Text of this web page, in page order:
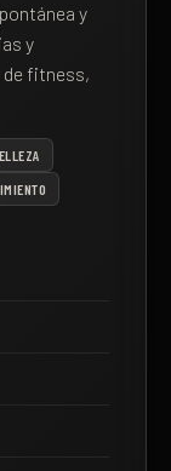
y
y
fitness,